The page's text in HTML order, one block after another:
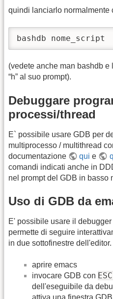
quindi lanciarlo normalmente
bashdb nome_script
(vedete anche man bashdb
“h” al suo prompt).
Debuggare
processi/thread
E` possibile usare GDB per
multiprocesso / multithread
documentazione
qui e
comandi indicati anche in
nel prompt del GDB in basso
Uso di GDB da
E' possibile usare il
permette di seguire
in due sottofinestre
aprire emacs
invocare GDB con
dell'eseguibile da